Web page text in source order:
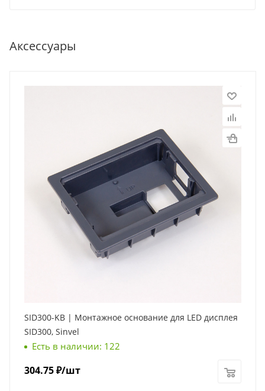
Аксессуары
SID300-KB | Монтажное основание для LED дисплея
SID300, Sinvel
Есть в наличии: 122
304.75₽/шт